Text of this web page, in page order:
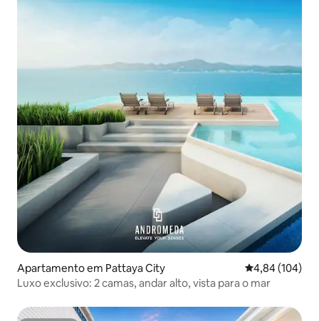
Apartamento em Pattaya City Classificação
4,84 (104)
Luxo exclusivo: 2 camas, andar alto, vista para o mar